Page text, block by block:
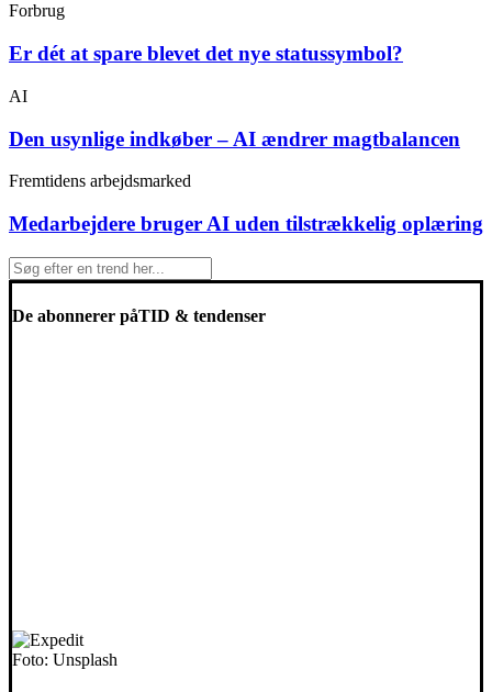
Forbrug
Er dét at spare blevet det nye statussymbol?
AI
Den usynlige indkøber – AI ændrer magtbalancen
Fremtidens arbejdsmarked
Medarbejdere bruger AI uden tilstrækkelig oplæring
De abonnerer påTID & tendenser
Foto: Unsplash